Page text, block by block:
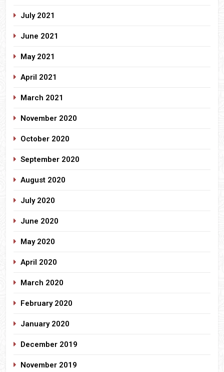
July 2021
June 2021
May 2021
April 2021
March 2021
November 2020
October 2020
September 2020
August 2020
July 2020
June 2020
May 2020
April 2020
March 2020
February 2020
January 2020
December 2019
November 2019